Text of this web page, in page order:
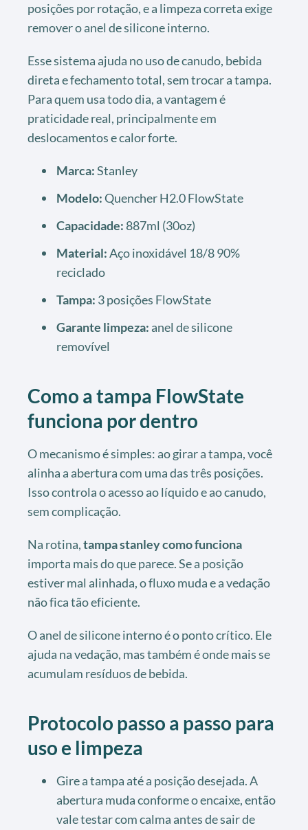
posições por rotação, e a limpeza correta exige
remover o anel de silicone interno.
Esse sistema ajuda no uso de canudo, bebida
direta e fechamento total, sem trocar a tampa.
Para quem usa todo dia, a vantagem é
praticidade real, principalmente em
deslocamentos e calor forte.
Marca:Stanley
Modelo:Quencher H2.0 FlowState
Capacidade: 887ml (30oz)
Material:Aço inoxidável 18/8 90%
reciclado
Tampa: 3 posições FlowState
Garante limpeza: anel de silicone
removível
Como a tampa FlowState
funciona por dentro
O mecanismo é simples: ao girar a tampa, você
alinha a abertura com uma das três posições.
Isso controla o acesso ao líquido e ao canudo,
sem complicação.
Na rotina,tampa stanley como funciona
importa mais do que parece. Se a posição
estiver mal alinhada, o fluxo muda e a vedação
não fica tão eficiente.
O anel de silicone interno é o ponto crítico. Ele
ajuda na vedação, mas também é onde mais se
acumulam resíduos de bebida.
Protocolo passo a passo para
uso e limpeza
Gire a tampa até a posição desejada. A
abertura muda conforme o encaixe, então
vale testar com calma antes de sair de